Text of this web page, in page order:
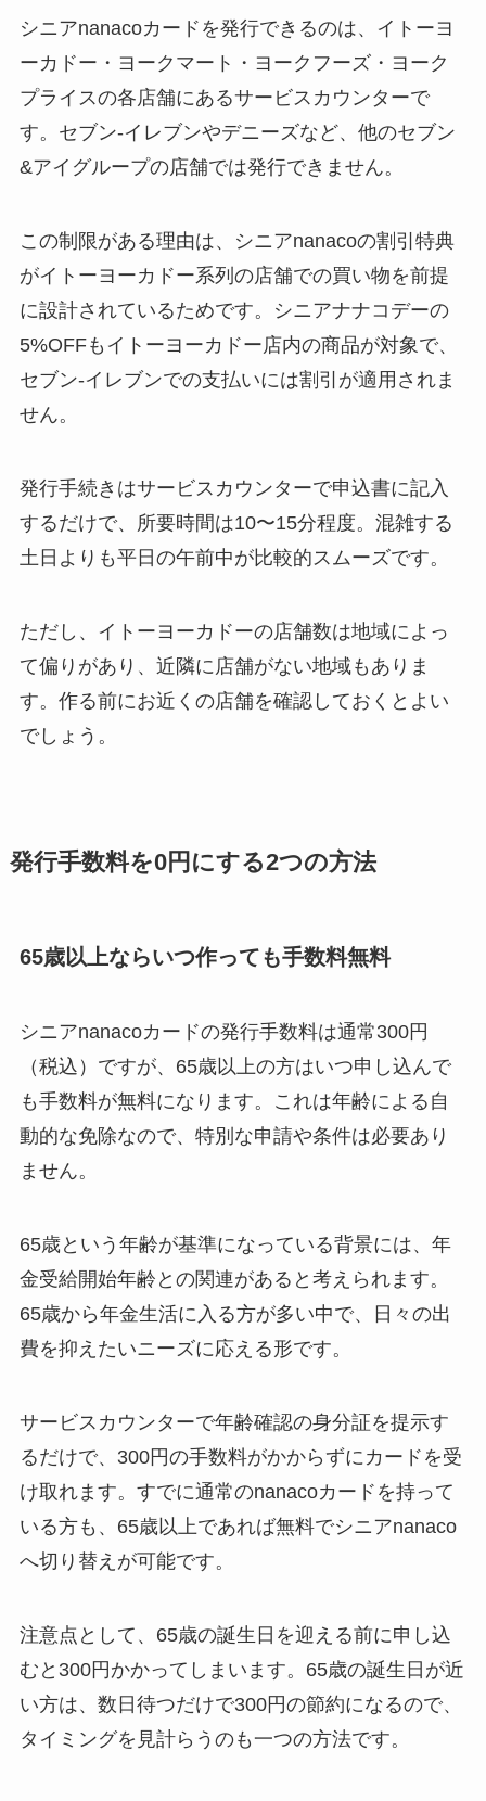
シニアnanacoカードを発行できるのは、イトーヨ
ーカドー・ヨークマート・ヨークフーズ・ヨーク
プライスの各店舗にあるサービスカウンターで
す。セブン-イレブンやデニーズなど、他のセブン
&アイグループの店舗では発行できません。
この制限がある理由は、シニアnanacoの割引特典
がイトーヨーカドー系列の店舗での買い物を前提
に設計されているためです。シニアナナコデーの
5%OFFもイトーヨーカドー店内の商品が対象で、
セブン-イレブンでの支払いには割引が適用されま
せん。
発行手続きはサービスカウンターで申込書に記入
するだけで、所要時間は10〜15分程度。混雑する
土日よりも平日の午前中が比較的スムーズです。
ただし、イトーヨーカドーの店舗数は地域によっ
て偏りがあり、近隣に店舗がない地域もありま
す。作る前にお近くの店舗を確認しておくとよい
でしょう。
発行手数料を0円にする2つの方法
65歳以上ならいつ作っても手数料無料
シニアnanacoカードの発行手数料は通常300円
（税込）ですが、65歳以上の方はいつ申し込んで
も手数料が無料になります。これは年齢による自
動的な免除なので、特別な申請や条件は必要あり
ません。
65歳という年齢が基準になっている背景には、年
金受給開始年齢との関連があると考えられます。
65歳から年金生活に入る方が多い中で、日々の出
費を抑えたいニーズに応える形です。
サービスカウンターで年齢確認の身分証を提示す
るだけで、300円の手数料がかからずにカードを受
け取れます。すでに通常のnanacoカードを持って
いる方も、65歳以上であれば無料でシニアnanaco
へ切り替えが可能です。
注意点として、65歳の誕生日を迎える前に申し込
むと300円かかってしまいます。65歳の誕生日が近
い方は、数日待つだけで300円の節約になるので、
タイミングを見計らうのも一つの方法です。